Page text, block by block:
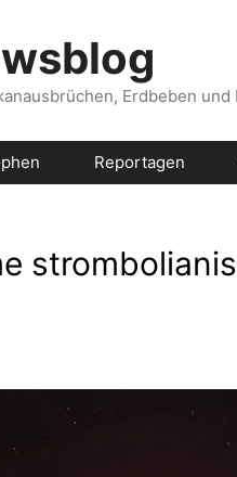
Erdbeben und
Reportagen